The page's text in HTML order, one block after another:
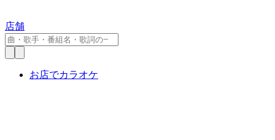
店舗
お店でカラオケ